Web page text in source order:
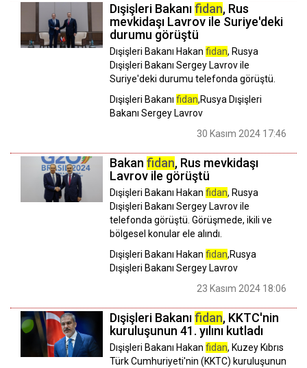
Dışişleri Bakanıfidan, Rus
mevkidaşı Lavrov ile Suriye'deki
durumu görüştü
Dışişleri Bakanı Hakan fidan, Rusya
Dışişleri Bakanı Sergey Lavrov ile
Suriye'deki durumu telefonda görüştü.
Dışişleri Bakanı fidan,Rusya Dışişleri
Bakanı Sergey Lavrov
30 Kasım 2024 17:46
Bakan fidan, Rus mevkidaşı
Lavrov ile görüştü
Dışişleri Bakanı Hakan fidan, Rusya
Dışişleri Bakanı Sergey Lavrov ile
telefonda görüştü. Görüşmede, ikili ve
bölgesel konular ele alındı.
Dışişleri Bakanı Hakan fidan,Rusya
Dışişleri Bakanı Sergey Lavrov
23 Kasım 2024 18:06
Dışişleri Bakanıfidan, KKTC'nin
kuruluşunun 41. yılını kutladı
Dışişleri Bakanı Hakan fidan, Kuzey Kıbrıs
Türk Cumhuriyeti'nin (KKTC) kuruluşunun